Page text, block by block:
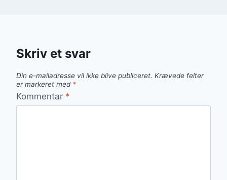
Skriv et svar
Din e-mailadresse vil ikke blive publiceret. Krævede felter
er markeret med *
Kommentar *